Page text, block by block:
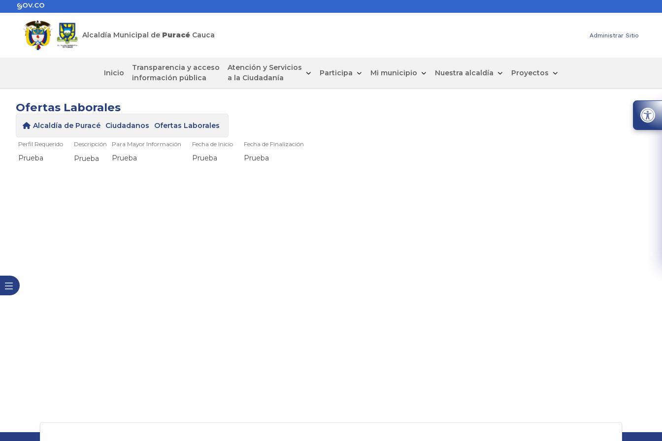
Alcaldía Municipal de Puracé Cauca Administrar Sitio
Inicio
Transparencia y acceso
información pública
Atención y Servicios
a la Ciudadanía
Participa Mi municipio Nuestra alcaldía Proyectos
Ofertas Laborales
Alcaldía de Puracé Ciudadanos Ofertas Laborales
Perfil Requerido Descripción Para Mayor Información Fecha de Inicio Fecha de Finalización
Prueba ​Prueba Prueba Prueba Prueba